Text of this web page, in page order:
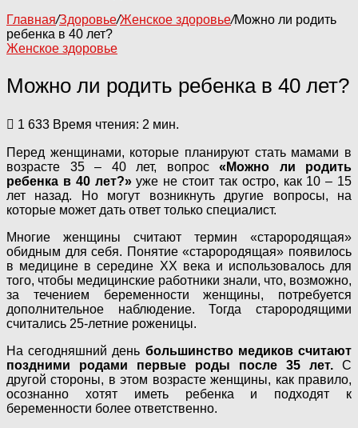
Главная/Здоровье/Женское здоровье/Можно ли родить
ребенка в 40 лет?
Женское здоровье
Можно ли родить ребенка в 40 лет?
1 633 Время чтения: 2 мин.
Перед женщинами, которые планируют стать мамами в
возрасте 35 – 40 лет, вопрос «Можно ли родить
ребенка в 40 лет?»уже не стоит так остро, как 10 – 15
лет назад. Но могут возникнуть другие вопросы, на
которые может дать ответ только специалист.
Многие женщины считают термин «старородящая»
обидным для себя. Понятие «старородящая» появилось
в медицине в середине XX века и использовалось для
того, чтобы медицинские работники знали, что, возможно,
за течением беременности женщины, потребуется
дополнительное наблюдение. Тогда старородящими
считались 25-летние роженицы.
На сегодняшний день большинство медиков считают
поздними родами первые роды после 35 лет. С
другой стороны, в этом возрасте женщины, как правило,
осознанно хотят иметь ребенка и подходят к
беременности более ответственно.